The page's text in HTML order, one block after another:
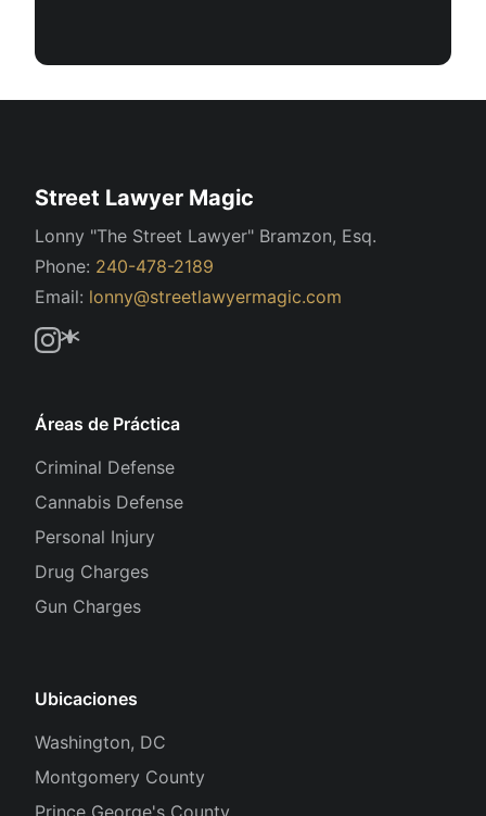
Street Lawyer Magic
Lonny "The Street Lawyer" Bramzon, Esq.
Phone: 240-478-2189
Email: lonny@streetlawyermagic.com
Áreas de Práctica
Criminal Defense
Cannabis Defense
Personal Injury
Drug Charges
Gun Charges
Ubicaciones
Washington, DC
Montgomery County